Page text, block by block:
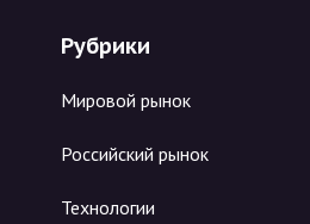
Рубрики
Мировой рынок
Российский рынок
Технологии